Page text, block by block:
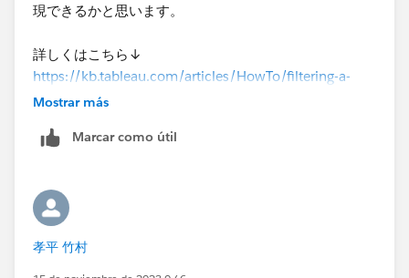
現できるかと思います。
詳しくはこちら↓
https://kb.tableau.com/articles/HowTo/filtering-a-
dashboard-using-action-filters-passed-from-another-
Mostrar más
Marcar como útil
孝平 竹村